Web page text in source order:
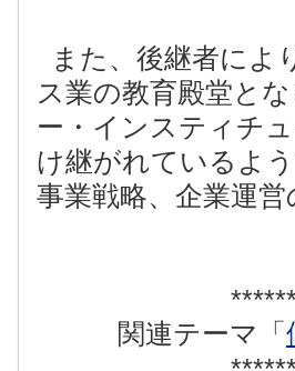
また、後継者によ
ス業の教育殿堂と
ー・インスティチ
け継がれているよう
事業戦略、企業運
関連テーマ「